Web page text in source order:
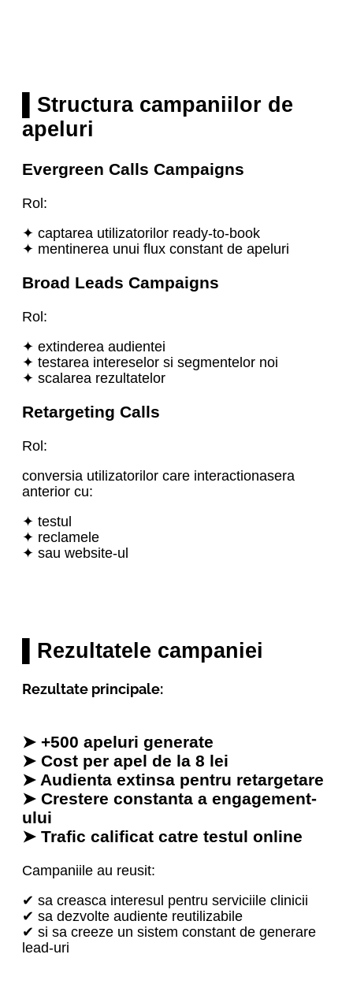
▌Structura campaniilor de
apeluri
Evergreen Calls Campaigns
Rol:
✦ captarea utilizatorilor ready-to-book
✦ mentinerea unui flux constant de apeluri
Broad Leads Campaigns
Rol:
✦ extinderea audientei
✦ testarea intereselor si segmentelor noi
✦ scalarea rezultatelor
Retargeting Calls
Rol:
conversia utilizatorilor care interactionasera
anterior cu:
✦ testul
✦ reclamele
✦ sau website-ul
▌Rezultatele campaniei
Rezultate principale:
➤ +500 apeluri generate
➤ Cost per apel de la 8 lei
➤ Audienta extinsa pentru retargetare
➤ Crestere constanta a engagement-
ului
➤ Trafic calificat catre testul online
Campaniile au reusit:
✔ sa creasca interesul pentru serviciile clinicii
✔ sa dezvolte audiente reutilizabile
✔ si sa creeze un sistem constant de generare
lead-uri